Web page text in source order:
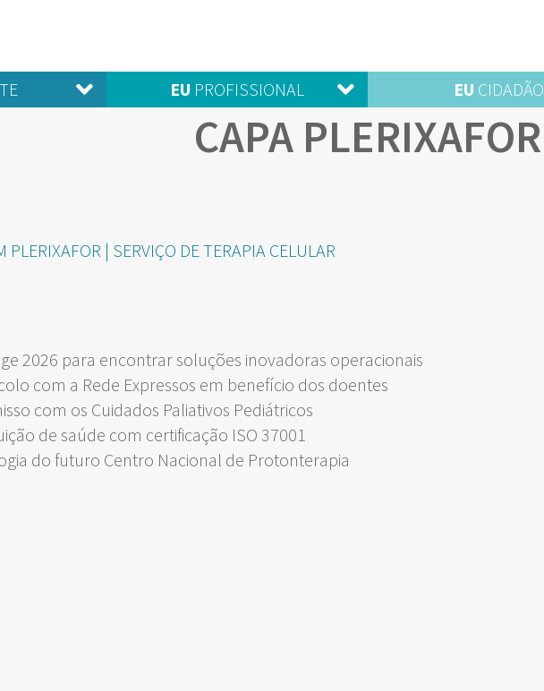
EU PROFISSIONAL EU CIDADÃO
CAPA PLERIXAFOR
PLERIXAFOR | SERVIÇO DE TERAPIA CELULAR
2026 para encontrar soluções inovadoras operacionais
com a Rede Expressos em benefício dos doentes
com os Cuidados Paliativos Pediátricos
de saúde com certificação ISO 37001
do futuro Centro Nacional de Protonterapia